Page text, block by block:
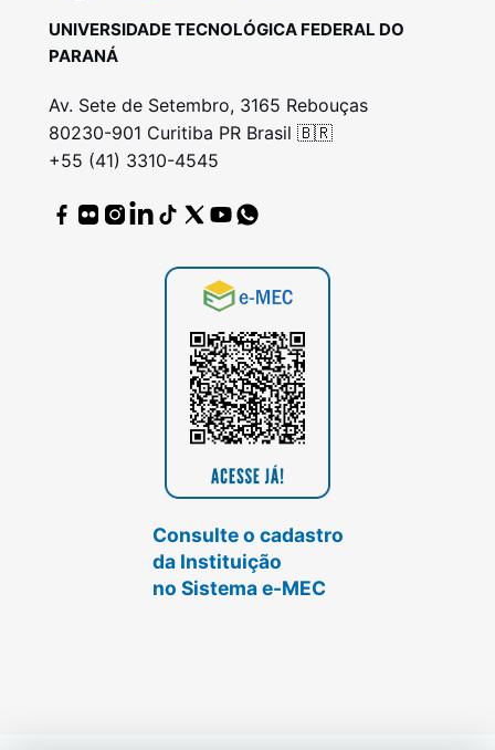
UNIVERSIDADE TECNOLÓGICA FEDERAL DO
PARANÁ
Av. Sete de Setembro, 3165 Rebouças
80230-901 Curitiba PR Brasil 🇧🇷
+55 (41) 3310-4545
Consulte o cadastro
da Instituição
no Sistema e-MEC